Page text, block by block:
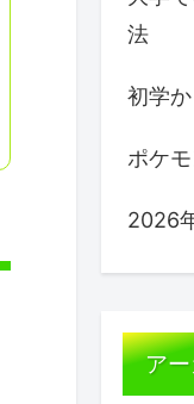
法
初学
ポケ
2026
ア